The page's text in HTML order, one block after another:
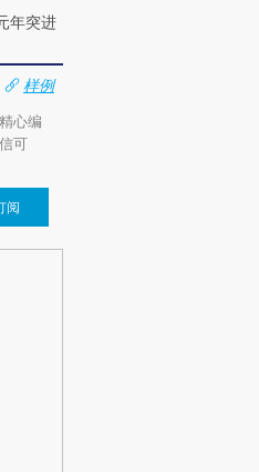
年突进
样例
心编
可
阅